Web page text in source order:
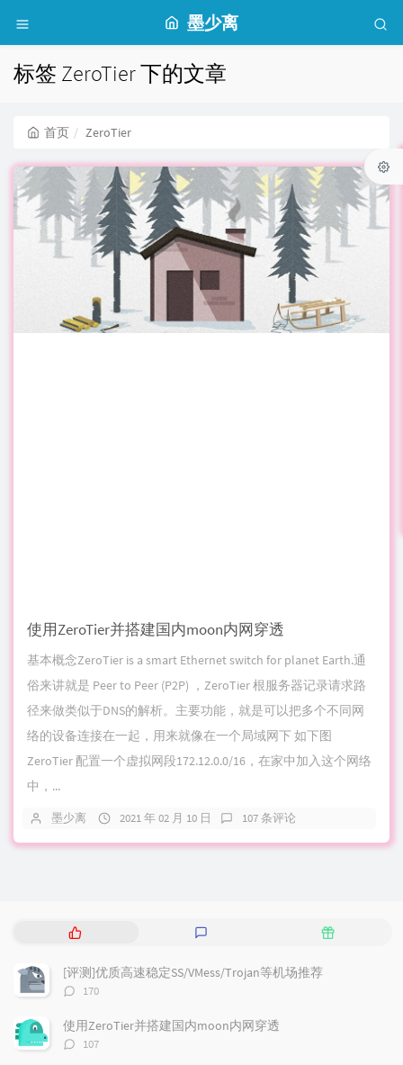
墨少离
标签 ZeroTier 下的文章
首页 ZeroTier
使用ZeroTier并搭建国内moon内网穿透
基本概念ZeroTier is a smart Ethernet switch for planet Earth.通
俗来讲就是 Peer to Peer (P2P) ，ZeroTier 根服务器记录请求路
径来做类似于DNS的解析。主要功能，就是可以把多个不同网
络的设备连接在一起，用来就像在一个局域网下 如下图
ZeroTier 配置一个虚拟网段172.12.0.0/16，在家中加入这个网络
中，...
墨少离 2021 年 02 月 10 日 107 条评论
热
文
章
随
[评测]优质高速稳定SS/VMess/Trojan等机场推荐
评
数：
170
使用ZeroTier并搭建国内moon内网穿透
评
107